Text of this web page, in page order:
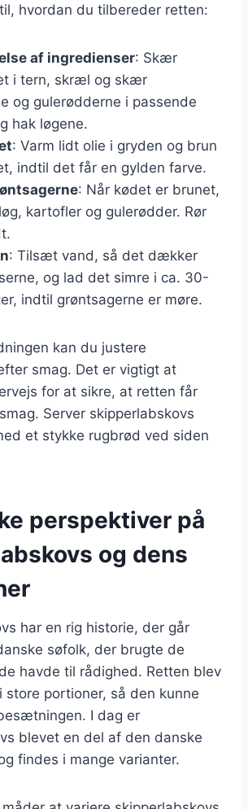
hvordan du tilbereder retten:
af ingredienser: Skær
i tern, skræl og skær
og gulerødderne i passende
hak løgene.
: Varm lidt olie i gryden og brun
indtil det får en gylden farve.
: Når kødet er brunet,
kartofler og gulerødder. Rør
: Tilsæt vand, så det dækker
og lad det simre i ca. 30-
indtil grøntsagerne er møre.
kan du justere
smag. Det er vigtigt at
for at sikre, at retten får
Server skipperlabskovs
et stykke rugbrød ved siden
perspektiver på
og dens
har en rig historie, der går
søfolk, der brugte de
havde til rådighed. Retten blev
portioner, så den kunne
I dag er
blevet en del af den danske
findes i mange varianter.